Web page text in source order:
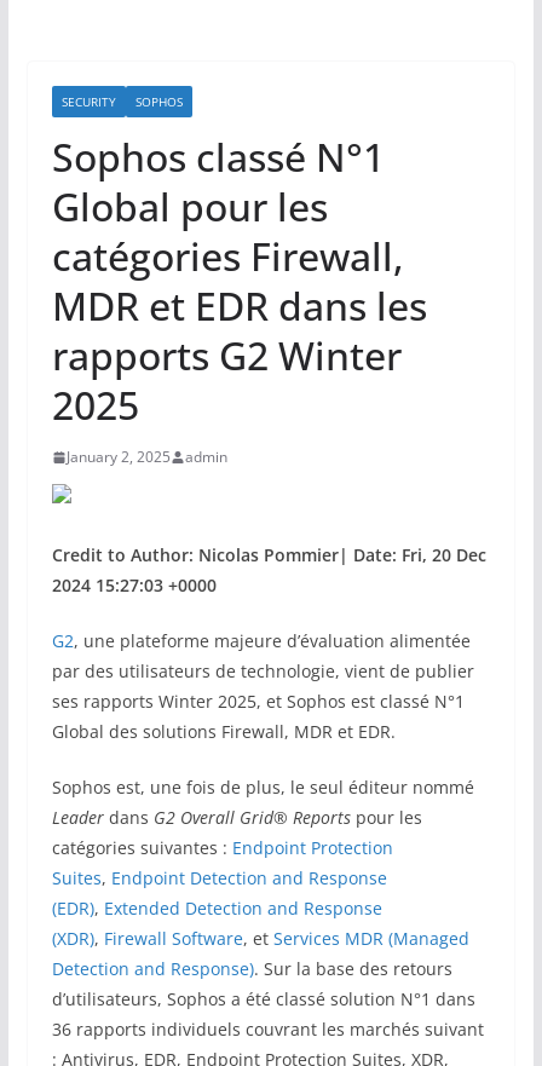
SECURITY SOPHOS
Sophos classé N°1
Global pour les
catégories Firewall,
MDR et EDR dans les
rapports G2 Winter
2025
January 2, 2025 admin
Credit to Author: Nicolas Pommier| Date: Fri, 20 Dec
2024 15:27:03 +0000
G2, une plateforme majeure d’évaluation alimentée
par des utilisateurs de technologie, vient de publier
ses rapports Winter 2025, et Sophos est classé N°1
Global des solutions Firewall, MDR et EDR.
Sophos est, une fois de plus, le seul éditeur nommé
Leaderdans G2 Overall Grid® Reportspour les
catégories suivantes : Endpoint Protection
Suites, Endpoint Detection and Response
(EDR), Extended Detection and Response
(XDR), Firewall Software, et Services MDR (Managed
Detection and Response). Sur la base des retours
d’utilisateurs, Sophos a été classé solution N°1 dans
36 rapports individuels couvrant les marchés suivant
: Antivirus, EDR, Endpoint Protection Suites, XDR,